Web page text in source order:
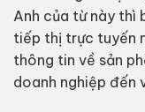
Anh của từ này thì
tiếp thị trực tuyến
thông tin về sản
doanh nghiệp đến